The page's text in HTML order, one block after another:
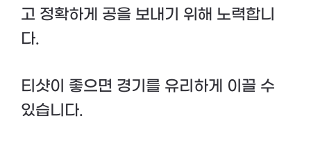
고 정확하게 공을 보내기 위해 노력합니
다.
티샷이 좋으면 경기를 유리하게 이끌 수
있습니다.